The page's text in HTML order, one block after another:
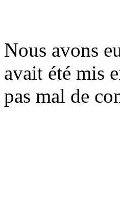
Nous avons
avait été mis
pas mal de